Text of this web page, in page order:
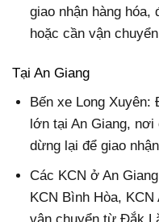
giao nhận hàng
hoặc cần vận
Tại An Giang
Bến xe Long Xuyên:
lớn tại An Giang,
dừng lại để giao
Các KCN ở An
KCN Bình Hòa,